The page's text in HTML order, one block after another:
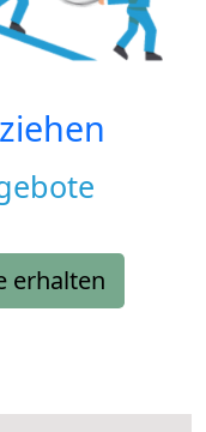
erhalten